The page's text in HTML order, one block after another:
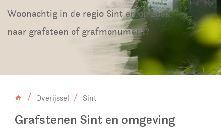
Woonachtig in de regio Sint en op zoek
naar grafsteen of grafmonument?
Overijssel Sint
Grafstenen Sint en omgeving